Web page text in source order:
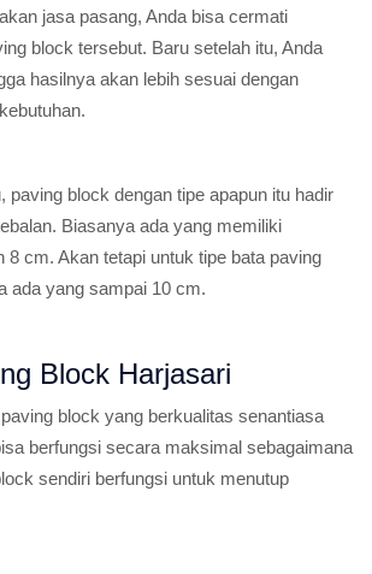
jasa pasang, Anda bisa cermati
block tersebut. Baru setelah itu, Anda
hasilnya akan lebih sesuai dengan
paving block dengan tipe apapun itu hadir
Biasanya ada yang memiliki
8 cm. Akan tetapi untuk tipe bata paving
ada yang sampai 10 cm.
Block Harjasari
block yang berkualitas senantiasa
berfungsi secara maksimal sebagaimana
sendiri berfungsi untuk menutup